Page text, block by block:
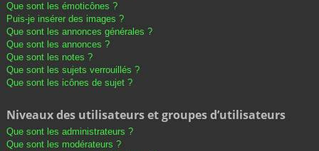
Que sont les émoticônes ?
Puis-je insérer des images ?
Que sont les annonces générales ?
Que sont les annonces ?
Que sont les notes ?
Que sont les sujets verrouillés ?
Que sont les icônes de sujet ?
Niveaux des utilisateurs et groupes d’utilisateurs
Que sont les administrateurs ?
Que sont les modérateurs ?